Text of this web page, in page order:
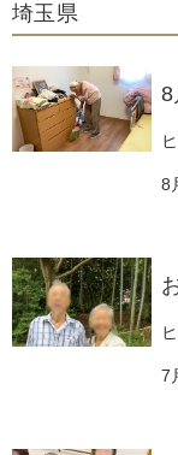
埼玉県
8
8
7